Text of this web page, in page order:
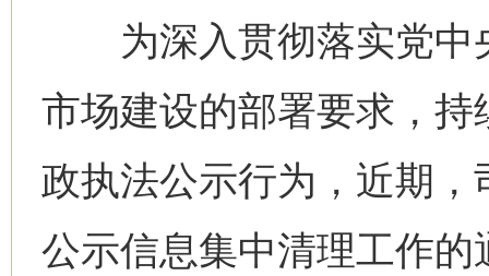
为深入贯彻落实党中
市场建设的部署要求，
政执法公示行为，近期
公示信息集中清理工作